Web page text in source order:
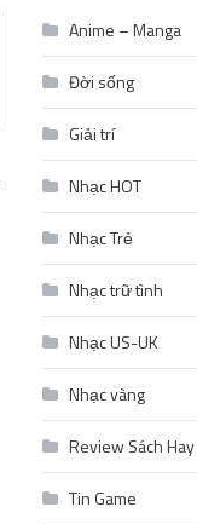
Anime – Manga
Đời sống
Giải trí
Nhạc HOT
Nhạc Trẻ
Nhạc trữ tình
Nhạc US-UK
Nhạc vàng
Review Sách Hay
Tin Game